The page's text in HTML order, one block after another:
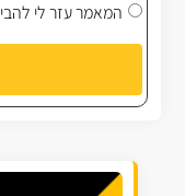
המאמר עזר לי